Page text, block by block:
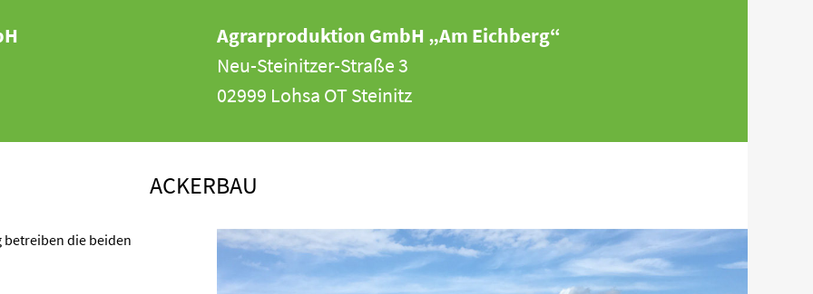
Agrarproduktion GmbH „Am Eichberg“
Neu-Steinitzer-Straße 3
02999 Lohsa OT Steinitz
ACKERBAU
betreiben die beiden